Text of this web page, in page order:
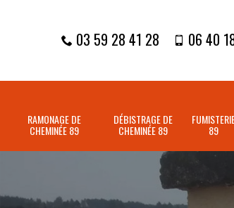
03 59 28 41 28 06 40
RAMONAGE DE
CHEMINÉE 89
DÉBISTRAGE DE
CHEMINÉE 89 89